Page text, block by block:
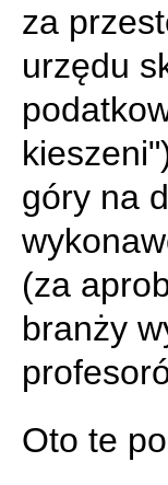
za
urzędu
góry na
(za
branży
Oto te